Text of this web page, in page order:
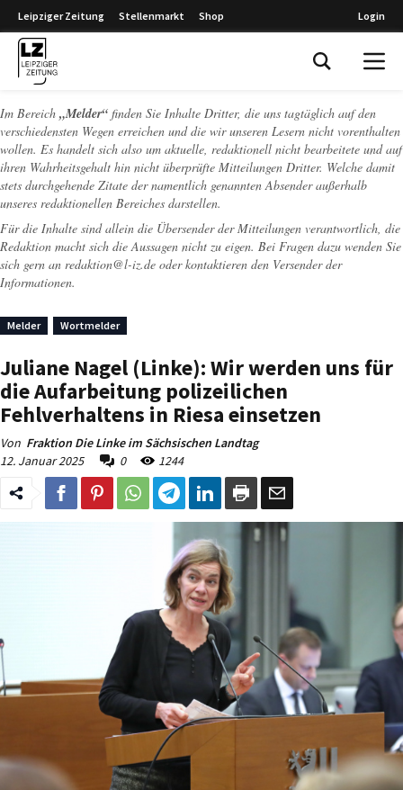
Leipziger Zeitung Stellenmarkt Shop Login
Im Bereich „Melder“ finden Sie Inhalte Dritter, die uns tagtäglich auf den
verschiedensten Wegen erreichen und die wir unseren Lesern nicht vorenthalten
wollen. Es handelt sich also um aktuelle, redaktionell nicht bearbeitete und auf
ihren Wahrheitsgehalt hin nicht überprüfte Mitteilungen Dritter. Welche damit
stets durchgehende Zitate der namentlich genannten Absender außerhalb
unseres redaktionellen Bereiches darstellen.
Für die Inhalte sind allein die Übersender der Mitteilungen verantwortlich, die
Redaktion macht sich die Aussagen nicht zu eigen. Bei Fragen dazu wenden Sie
sich gern an redaktion@l-iz.de oder kontaktieren den Versender der
Informationen.
Melder Wortmelder
Juliane Nagel (Linke): Wir werden uns für
die Aufarbeitung polizeilichen
Fehlverhaltens in Riesa einsetzen
Von Fraktion Die Linke im Sächsischen Landtag
12. Januar 2025
0 1244